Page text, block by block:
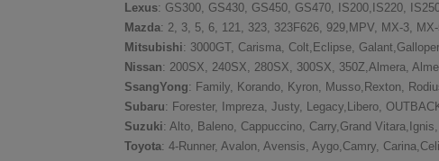
Lexus: GS300, GS430, GS450, GS470, IS200,IS220,
Mazda: 2, 3, 5, 6, 121, 323, 323F626, 929,MPV, MX-3,
Mitsubishi: 3000GT, Carisma, Colt,Eclipse,
Nissan: 200SX, 240SX, 280SX, 300SX, 350Z,Almera,
SsangYong: Family, Korando, Kyron, Musso,Rexton,
Subaru: Forester, Impreza, Justy, Legacy,Libero,
Suzuki: Alto, Baleno, Cappuccino, Carry,Grand
Toyota: 4-Runner, Avalon, Avensis, Aygo,Camry,